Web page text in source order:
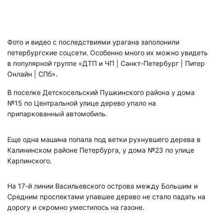
Фото и видео с последствиями урагана заполонили
петербургские соцсети. Особенно много их можно увидеть
в популярной группе «ДТП и ЧП | Санкт-Петербург | Питер
Онлайн | СПб».
В поселке Детскосельский Пушкинского района у дома
№15 по Центральной улице дерево упало на
припаркованный автомобиль.
Еще одна машина попала под ветки рухнувшего дерева в
Калининском районе Петербурга, у дома №23 по улице
Карпинского.
На 17-й линии Васильевского острова между Большим и
Средним проспектами упавшее дерево не стало падать на
дорогу и скромно уместилось на газоне.